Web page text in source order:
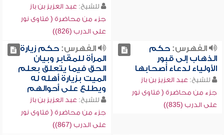
للشيخ: عبد العزيز بن باز
جزء من محاضرة ( فتاوى نور
على الدرب (826))
الفهرس:حكم
الذهاب إلى قبور
الأولياء لدعاء أصحابها
للشيخ: عبد العزيز بن باز
جزء من محاضرة ( فتاوى نور
على الدرب (835))
الفهرس:حكم زيارة
المرأة للمقابر وبيان
الحق فيما يتعلق بعلم
الميت بزيارة أهله له
ويطلع على أحوالهم
للشيخ: عبد العزيز بن باز
جزء من محاضرة ( فتاوى نور
على الدرب (867))